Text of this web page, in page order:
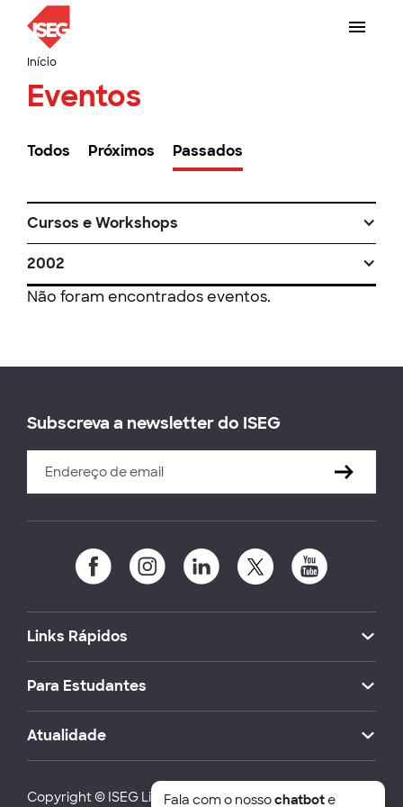
Início
Eventos
Todos Próximos Passados
Cursos e Workshops
2002
Não foram encontrados eventos.
Subscreva a newsletter do ISEG
Links Rápidos
Para Estudantes
Atualidade
Copyright © ISEG Lisbon School of Economics and
Fala com o nossochatbote